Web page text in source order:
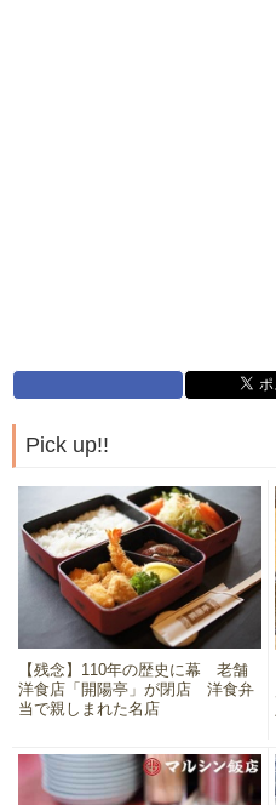
Pick up!!
【残念】110年の歴史に幕 老舗
洋食店「開陽亭」が閉店 洋食弁
当で親しまれた名店